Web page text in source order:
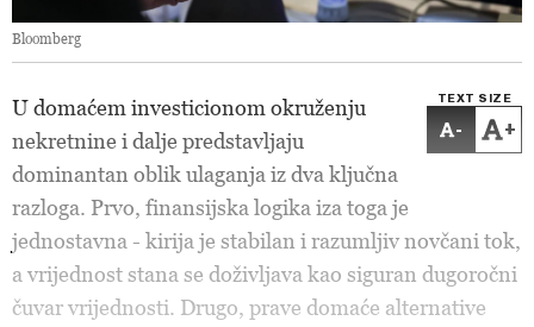
Bloomberg
TEXT SIZE
- +
U domaćem investicionom okruženju
nekretnine i dalje predstavljaju
dominantan oblik ulaganja iz dva ključna
razloga. Prvo, finansijska logika iza toga je
jednostavna - kirija je stabilan i razumljiv novčani tok,
a vrijednost stana se doživljava kao siguran dugoročni
čuvar vrijednosti. Drugo, prave domaće alternative